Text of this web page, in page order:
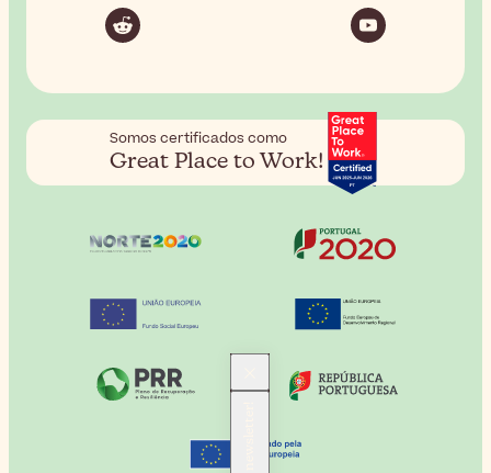
Somos certificados como
Great Place to Work!